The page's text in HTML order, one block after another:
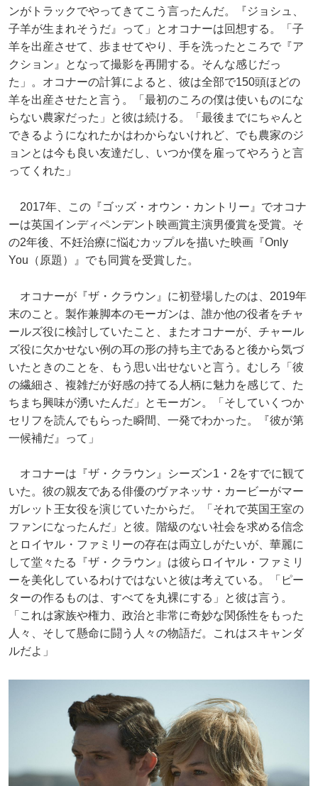
ンがトラックでやってきてこう言ったんだ。『ジョシュ、
子羊が生まれそうだ』って」とオコナーは回想する。「子
羊を出産させて、歩ませてやり、手を洗ったところで『ア
クション』となって撮影を再開する。そんな感じだっ
た」。オコナーの計算によると、彼は全部で150頭ほどの
羊を出産させたと言う。「最初のころの僕は使いものにな
らない農家だった」と彼は続ける。「最後までにちゃんと
できるようになれたかはわからないけれど、でも農家のジ
ョンとは今も良い友達だし、いつか僕を雇ってやろうと言
ってくれた」
2017年、この『ゴッズ・オウン・カントリー』でオコナ
ーは英国インディペンデント映画賞主演男優賞を受賞。そ
の2年後、不妊治療に悩むカップルを描いた映画『Only
You（原題）』でも同賞を受賞した。
オコナーが『ザ・クラウン』に初登場したのは、2019年
末のこと。製作兼脚本のモーガンは、誰か他の役者をチャ
ールズ役に検討していたこと、またオコナーが、チャール
ズ役に欠かせない例の耳の形の持ち主であると後から気づ
いたときのことを、もう思い出せないと言う。むしろ「彼
の繊細さ、複雑だが好感の持てる人柄に魅力を感じて、た
ちまち興味が湧いたんだ」とモーガン。「そしていくつか
セリフを読んでもらった瞬間、一発でわかった。『彼が第
一候補だ』って」
オコナーは『ザ・クラウン』シーズン1・2をすでに観て
いた。彼の親友である俳優のヴァネッサ・カービーがマー
ガレット王女役を演じていたからだ。「それで英国王室の
ファンになったんだ」と彼。階級のない社会を求める信念
とロイヤル・ファミリーの存在は両立しがたいが、華麗に
して堂々たる『ザ・クラウン』は彼らロイヤル・ファミリ
ーを美化しているわけではないと彼は考えている。「ピー
ターの作るものは、すべてを丸裸にする」と彼は言う。
「これは家族や権力、政治と非常に奇妙な関係性をもった
人々、そして懸命に闘う人々の物語だ。これはスキャンダ
ルだよ」